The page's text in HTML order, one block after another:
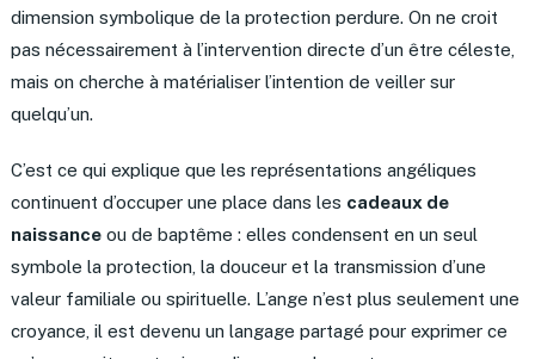
dimension symbolique de la protection perdure. On ne croit
pas nécessairement à l’intervention directe d’un être céleste,
mais on cherche à matérialiser l’intention de veiller sur
quelqu’un.
C’est ce qui explique que les représentations angéliques
continuent d’occuper une place dans les cadeaux de
naissanceou de baptême : elles condensent en un seul
symbole la protection, la douceur et la transmission d’une
valeur familiale ou spirituelle. L’ange n’est plus seulement une
croyance, il est devenu un langage partagé pour exprimer ce